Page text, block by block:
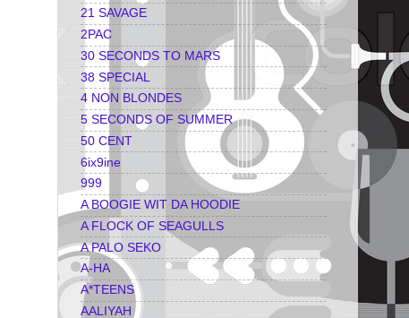
21 SAVAGE
2PAC
30 SECONDS TO MARS
38 SPECIAL
4 NON BLONDES
5 SECONDS OF SUMMER
50 CENT
6ix9ine
999
A BOOGIE WIT DA HOODIE
A FLOCK OF SEAGULLS
A PALO SEKO
A-HA
A*TEENS
AALIYAH